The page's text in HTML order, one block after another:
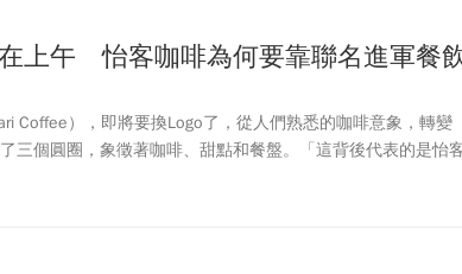
上午 怡客咖啡為何要靠聯名進軍餐
Coffee），即將要換Logo了，從人們熟悉的咖啡意象，轉變
三個圓圈，象徵著咖啡、甜點和餐盤。「這背後代表的是怡
經理劉人豪接受《今周刊》專訪時直言，這不只是一般的企業